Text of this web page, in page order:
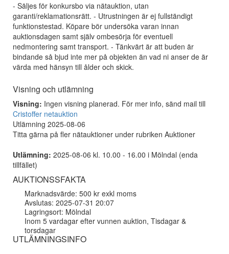
- Säljes för konkursbo via nätauktion, utan
garanti/reklamationsrätt. - Utrustningen är ej fullständigt
funktionstestad. Köpare bör undersöka varan innan
auktionsdagen samt själv ombesörja för eventuell
nedmontering samt transport. - Tänkvärt är att buden är
bindande så bjud inte mer på objekten än vad ni anser de är
värda med hänsyn till ålder och skick.
Visning och utlämning
Visning: Ingen visning planerad. För mer info, sänd mail till
Cristoffer netauktion
Utlämning 2025-08-06
Titta gärna på fler nätauktioner under rubriken Auktioner
Utlämning: 2025-08-06 kl. 10.00 - 16.00 i Mölndal (enda
tillfället)
AUKTIONSSFAKTA
Marknadsvärde: 500 kr exkl moms
Avslutas: 2025-07-31 20:07
Lagringsort: Mölndal
Inom 5 vardagar efter vunnen auktion, Tisdagar &
torsdagar
UTLÄMNINGSINFO